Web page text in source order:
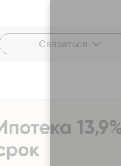
Связаться